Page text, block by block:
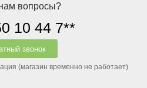
вопросы?
10 44 7**
звонок
(магазин временно не работает)